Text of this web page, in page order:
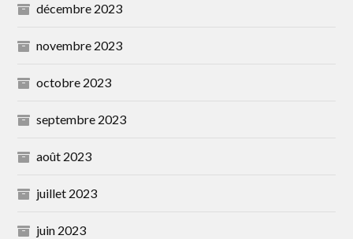
décembre 2023
novembre 2023
octobre 2023
septembre 2023
août 2023
juillet 2023
juin 2023